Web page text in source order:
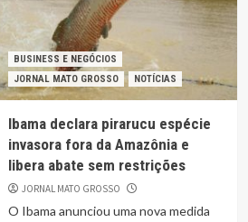
BUSINESS E NEGÓCIOS
JORNAL MATO GROSSO
NOTÍCIAS
Ibama declara pirarucu espécie
invasora fora da Amazônia e
libera abate sem restrições
JORNAL MATO GROSSO
O Ibama anunciou uma nova medida